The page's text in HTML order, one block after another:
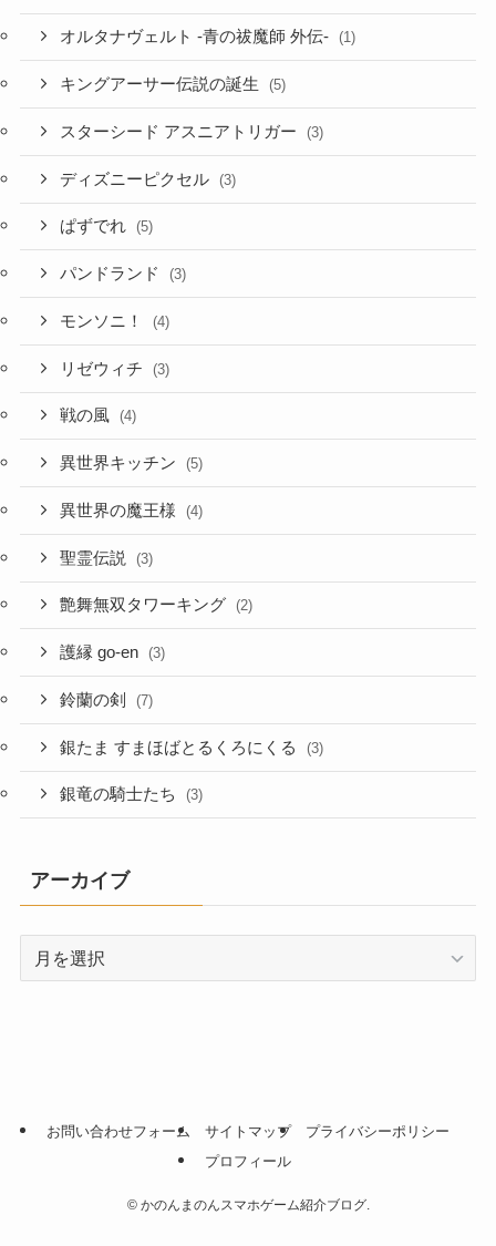
オルタナヴェルト -青の祓魔師 外伝- (1)
キングアーサー伝説の誕生 (5)
スターシード アスニアトリガー (3)
ディズニーピクセル (3)
ぱずでれ (5)
パンドランド (3)
モンソニ！ (4)
リゼウィチ (3)
戦の風 (4)
異世界キッチン (5)
異世界の魔王様 (4)
聖霊伝説 (3)
艶舞無双タワーキング (2)
護縁 go-en (3)
鈴蘭の剣 (7)
銀たま すまほばとるくろにくる (3)
銀竜の騎士たち (3)
アーカイブ
お問い合わせフォーム サイトマップ
プライバシーポリシー
プロフィール
©かのんまのんスマホゲーム紹介ブログ.